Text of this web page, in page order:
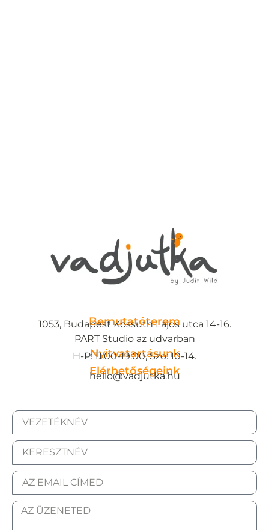
Bemutatóterem
1053, Budapest Kossuth Lajos utca 14-16.
PART Studio az udvarban
Nyitvatartásunk
H-P: 11:00-19:00, Szo: 10-14.
Elérhetőségeink
hello@vadjutka.hu